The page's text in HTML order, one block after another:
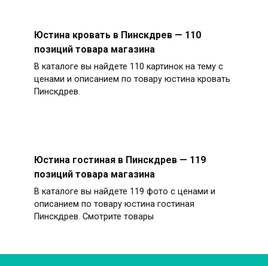
Юстина кровать в Пинскдрев — 110
позиций товара магазина
В каталоге вы найдете 110 картинок на тему с
ценами и описанием по товару юстина кровать
Пинскдрев.
Юстина гостиная в Пинскдрев — 119
позиций товара магазина
В каталоге вы найдете 119 фото с ценами и
описанием по товару юстина гостиная
Пинскдрев. Смотрите товары